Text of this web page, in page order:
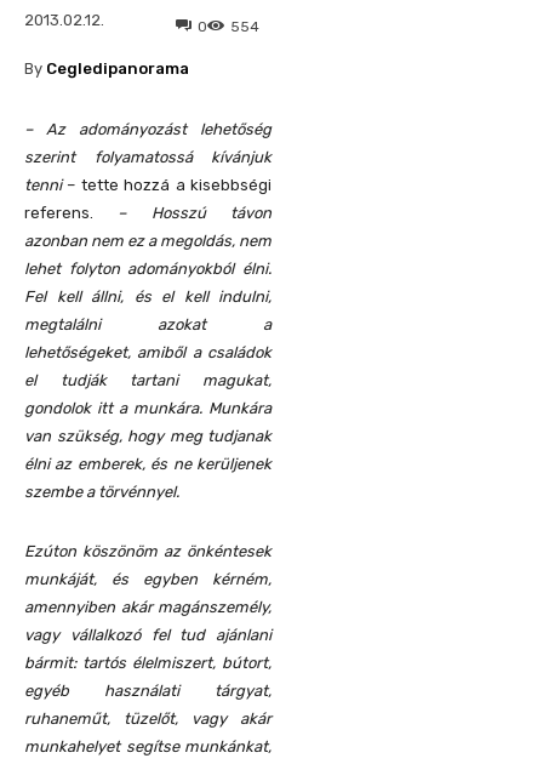
2013.02.12. 554
0
By Cegledipanorama
– Az adományozást lehetőség
szerint folyamatossá kívánjuk
tenni– tette hozzá a kisebbségi
referens.
– Hosszú távon
azonban nem ez a megoldás, nem
lehet folyton adományokból élni.
Fel kell állni, és el kell indulni,
megtalálni azokat a
lehetőségeket, amiből a családok
el tudják tartani magukat,
gondolok itt a munkára. Munkára
van szükség, hogy meg tudjanak
élni az emberek, és ne kerüljenek
szembe a törvénnyel.
Ezúton köszönöm az önkéntesek
munkáját, és egyben kérném,
amennyiben akár magánszemély,
vagy vállalkozó fel tud ajánlani
bármit: tartós élelmiszert, bútort,
egyéb használati tárgyat,
ruhaneműt, tüzelőt, vagy akár
munkahelyet segítse munkánkat,